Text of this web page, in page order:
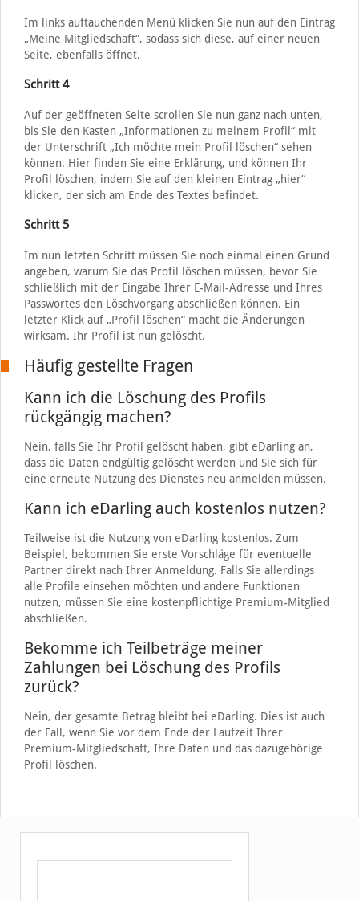
Im links auftauchenden Menü klicken Sie nun auf den Eintrag
„Meine Mitgliedschaft“, sodass sich diese, auf einer neuen
Seite, ebenfalls öffnet.
Schritt 4
Auf der geöffneten Seite scrollen Sie nun ganz nach unten,
bis Sie den Kasten „Informationen zu meinem Profil“ mit
der Unterschrift „Ich möchte mein Profil löschen“ sehen
können. Hier finden Sie eine Erklärung, und können Ihr
Profil löschen, indem Sie auf den kleinen Eintrag „hier“
klicken, der sich am Ende des Textes befindet.
Schritt 5
Im nun letzten Schritt müssen Sie noch einmal einen Grund
angeben, warum Sie das Profil löschen müssen, bevor Sie
schließlich mit der Eingabe Ihrer E-Mail-Adresse und Ihres
Passwortes den Löschvorgang abschließen können. Ein
letzter Klick auf „Profil löschen“ macht die Änderungen
wirksam. Ihr Profil ist nun gelöscht.
Häufig gestellte Fragen
Kann ich die Löschung des Profils
rückgängig machen?
Nein, falls Sie Ihr Profil gelöscht haben, gibt eDarling an,
dass die Daten endgültig gelöscht werden und Sie sich für
eine erneute Nutzung des Dienstes neu anmelden müssen.
Kann ich eDarling auch kostenlos nutzen?
Teilweise ist die Nutzung von eDarling kostenlos. Zum
Beispiel, bekommen Sie erste Vorschläge für eventuelle
Partner direkt nach Ihrer Anmeldung. Falls Sie allerdings
alle Profile einsehen möchten und andere Funktionen
nutzen, müssen Sie eine kostenpflichtige Premium-Mitglied
abschließen.
Bekomme ich Teilbeträge meiner
Zahlungen bei Löschung des Profils
zurück?
Nein, der gesamte Betrag bleibt bei eDarling. Dies ist auch
der Fall, wenn Sie vor dem Ende der Laufzeit Ihrer
Premium-Mitgliedschaft, Ihre Daten und das dazugehörige
Profil löschen.